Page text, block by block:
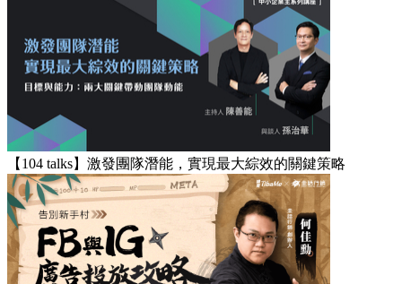
【104 talks】激發團隊潛能，實現最大綜效的關鍵策略